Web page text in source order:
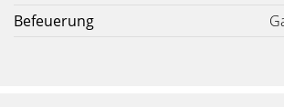
Befeuerung